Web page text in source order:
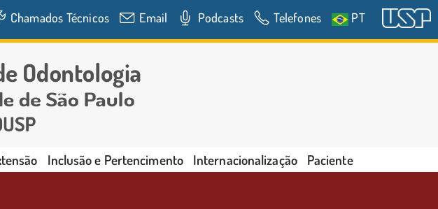
Chamados Técnicos Email Podcasts Telefones PT
Inclusão e Pertencimento Internacionalização Paciente